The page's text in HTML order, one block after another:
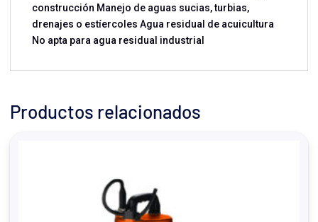
construcción Manejo de aguas sucias, turbias,
drenajes o estíercoles Agua residual de acuicultura
No apta para agua residual industrial
Productos relacionados